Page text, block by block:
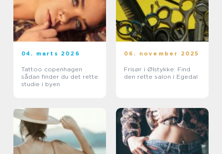
04. marts 2026
Tattoo copenhagen
sådan finder du det rette
studie i byen
06. november 2025
Frisør i Ølstykke: Find
den rette salon i Egedal